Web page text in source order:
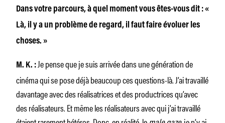
Dans votre parcours, à quel moment vous êtes-vous dit : «
Là, il y a un problème de regard, il faut faire évoluer les
choses. »
M. K. : Je pense que je suis arrivée dans une génération de
cinéma qui se pose déjà beaucoup ces questions-là. J’ai travaillé
davantage avec des réalisatrices et des productrices qu’avec
des réalisateurs. Et même les réalisateurs avec qui j’ai travaillé